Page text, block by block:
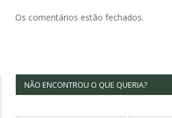
Os comentários estão fechados.
NÃO ENCONTROU O QUE QUERIA?